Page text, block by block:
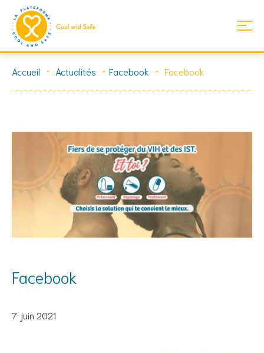
Accueil Actualités Facebook Facebook
Facebook
7 juin 2021